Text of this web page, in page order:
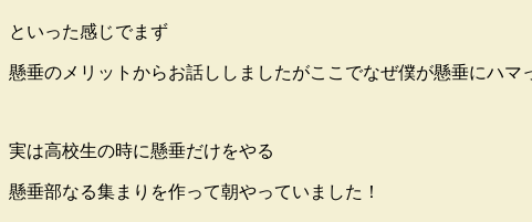
といった感じでまず
懸垂のメリットからお話ししましたがここでなぜ僕が懸垂にハマ
実は高校生の時に懸垂だけをやる
懸垂部なる集まりを作って朝やっていました！